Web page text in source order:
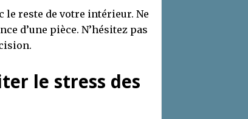
le reste de votre intérieur. Ne
d’une pièce. N’hésitez pas
le stress des